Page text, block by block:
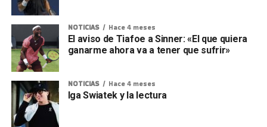
NOTICIAS Hace 4 meses
El aviso de Tiafoe a Sinner: «El que quiera
ganarme ahora va a tener que sufrir»
NOTICIAS Hace 4 meses
Iga Swiatek y la lectura